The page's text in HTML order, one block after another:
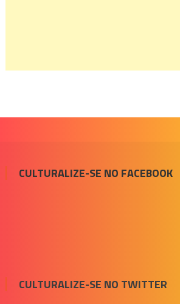
CULTURALIZE-SE NO FACEBOOK
CULTURALIZE-SE NO TWITTER